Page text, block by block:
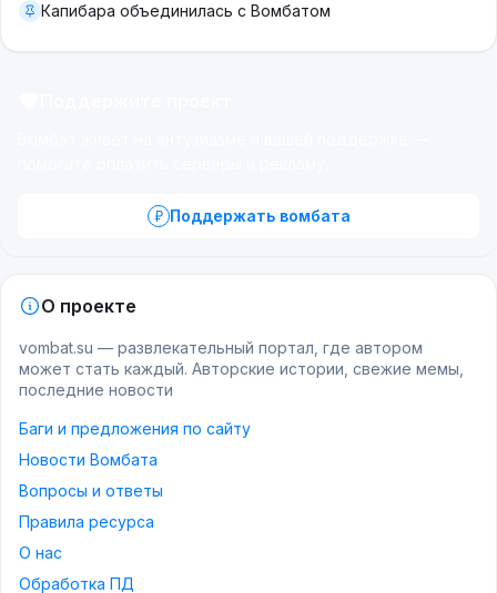
Капибара объединилась с Вомбатом
Поддержать вомбата
О проекте
vombat.su — развлекательный портал, где автором
может стать каждый. Авторские истории, свежие мемы,
последние новости
Баги и предложения по сайту
Новости Вомбата
Вопросы и ответы
Правила ресурса
О нас
Обработка ПД